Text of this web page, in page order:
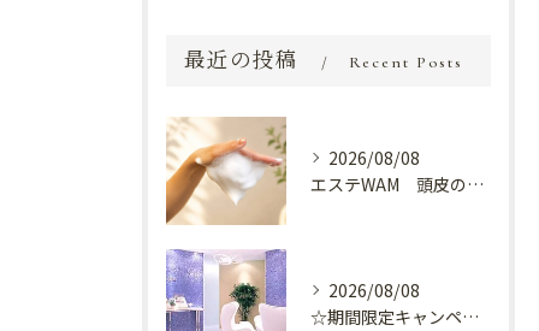
最近の投稿 Recent Posts
2026/08/08
エステWAM 頭皮の健康
2026/08/08
☆期間限定キャンペーン開催中☆